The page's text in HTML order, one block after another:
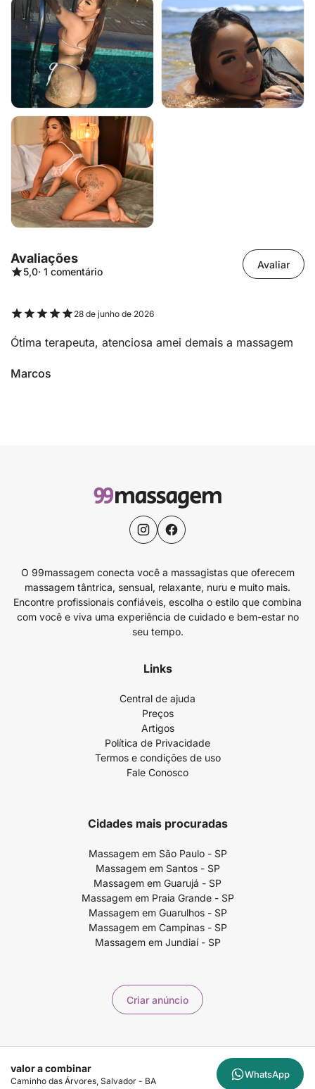
valor a combinar
Caminho das Árvores, Salvador - BA
WhatsApp
Avaliações
5,0· 1 comentário
Avaliar
28 de junho de 2026
Ótima terapeuta, atenciosa amei demais a massagem
Marcos
O 99massagem conecta você a massagistas que oferecem
massagem tântrica, sensual, relaxante, nuru e muito mais.
Encontre profissionais confiáveis, escolha o estilo que combina
com você e viva uma experiência de cuidado e bem-estar no
seu tempo.
Links
Central de ajuda
Preços
Artigos
Política de Privacidade
Termos e condições de uso
Fale Conosco
Cidades mais procuradas
Massagem em São Paulo - SP
Massagem em Santos - SP
Massagem em Guarujá - SP
Massagem em Praia Grande - SP
Massagem em Guarulhos - SP
Massagem em Campinas - SP
Massagem em Jundiaí - SP
Criar anúncio
Copyright ©2026 99massagem.com.br - 99Massagem Publicidade e
Marketing LTDA - CNPJ 60.721.568/0001-23 - Av. Paulista, 1636 - CJ4 /
Sala 1504 - São Paulo - SP, 01310-200